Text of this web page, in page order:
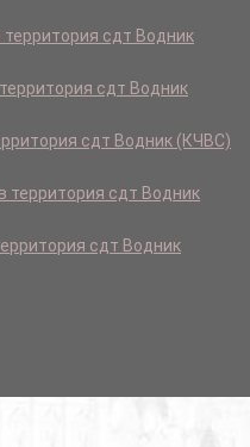
сдт Водник
сдт Водник
сдт Водник (КЧВС)
территория сдт Водник
сдт Водник